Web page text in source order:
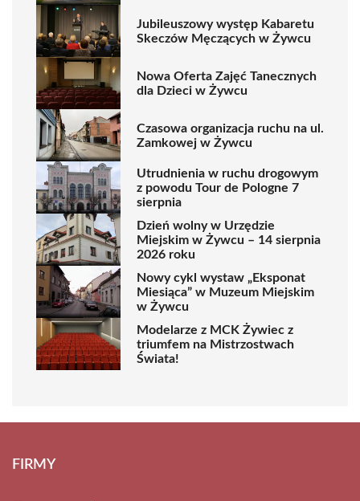
Jubileuszowy występ Kabaretu
Skeczów Męczących w Żywcu
Nowa Oferta Zajęć Tanecznych
dla Dzieci w Żywcu
Czasowa organizacja ruchu na ul.
Zamkowej w Żywcu
Utrudnienia w ruchu drogowym
z powodu Tour de Pologne 7
sierpnia
Dzień wolny w Urzędzie
Miejskim w Żywcu – 14 sierpnia
2026 roku
Nowy cykl wystaw „Eksponat
Miesiąca” w Muzeum Miejskim
w Żywcu
Modelarze z MCK Żywiec z
triumfem na Mistrzostwach
Świata!
FIRMY